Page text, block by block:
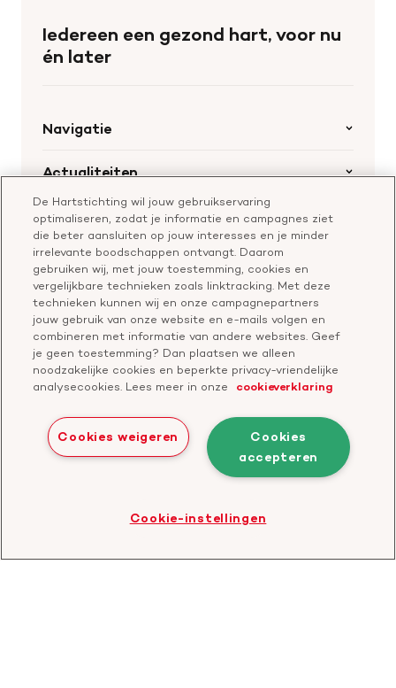
homepage
Iedereen een gezond hart, voor nu
én later
Navigatie
Samenwerking en financiering
Onze missie
Actualiteiten
Nieuws
Nieuwsbrief voor professionals
Hartstichting.nl
Publiekswebsite Hartstichting.nl
Over de Hartstichting
Jaarverslag
Contact
Contactgegevens
Doneer Cavaris
Bezoek
onze
LinkedIn
Privacyverklaring
Bezoek
De Hartstichting wil jouw gebruikservaring
optimaliseren, zodat je informatie en campagnes ziet
die beter aansluiten op jouw interesses en je minder
irrelevante boodschappen ontvangt. Daarom
gebruiken wij, met jouw toestemming, cookies en
vergelijkbare technieken zoals linktracking. Met deze
technieken kunnen wij en onze campagnepartners
jouw gebruik van onze website en e-mails volgen en
combineren met informatie van andere websites. Geef
je geen toestemming? Dan plaatsen we alleen
noodzakelijke cookies en beperkte privacy-vriendelijke
analysecookies. Lees meer in onze
cookieverklaring
Cookies
accepteren
Cookies weigeren
Cookie-instellingen